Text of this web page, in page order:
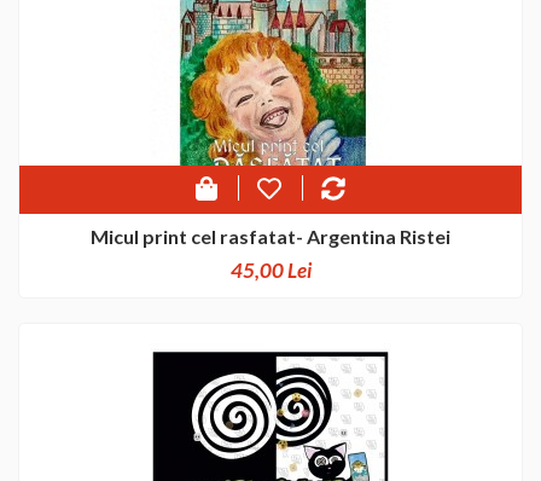
Micul print cel rasfatat- Argentina Ristei
45,00 Lei